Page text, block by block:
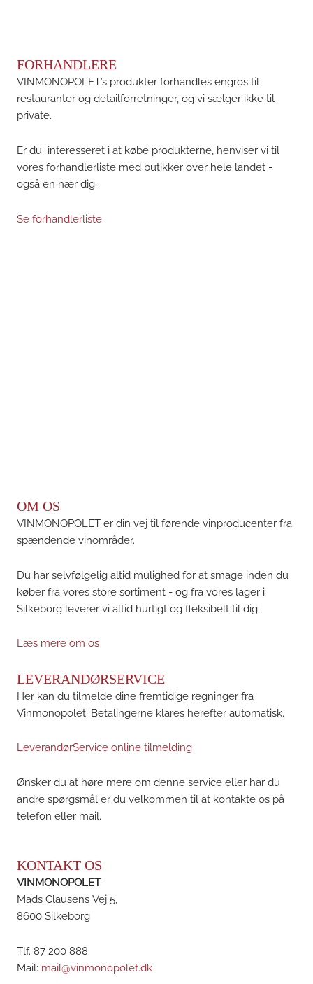
FORHANDLERE
VINMONOPOLET’s produkter forhandles engros til
restauranter og detailforretninger, og vi sælger ikke til
private.
Er du interesseret i at købe produkterne, henviser vi til
vores forhandlerliste med butikker over hele landet -
også en nær dig.
Se forhandlerliste
OM OS
VINMONOPOLET er din vej til førende vinproducenter fra
spændende vinområder.
Du har selvfølgelig altid mulighed for at smage inden du
køber fra vores store sortiment - og fra vores lager i
Silkeborg leverer vi altid hurtigt og fleksibelt til dig.
Læs mere om os
LEVERANDØRSERVICE
Her kan du tilmelde dine fremtidige regninger fra
Vinmonopolet. Betalingerne klares herefter automatisk.
LeverandørService online tilmelding
Ønsker du at høre mere om denne service eller har du
andre spørgsmål er du velkommen til at kontakte os på
telefon eller mail.
KONTAKT OS
VINMONOPOLET
Mads Clausens Vej 5,
8600 Silkeborg
Tlf. 87 200 888
Mail: mail@vinmonopolet.dk